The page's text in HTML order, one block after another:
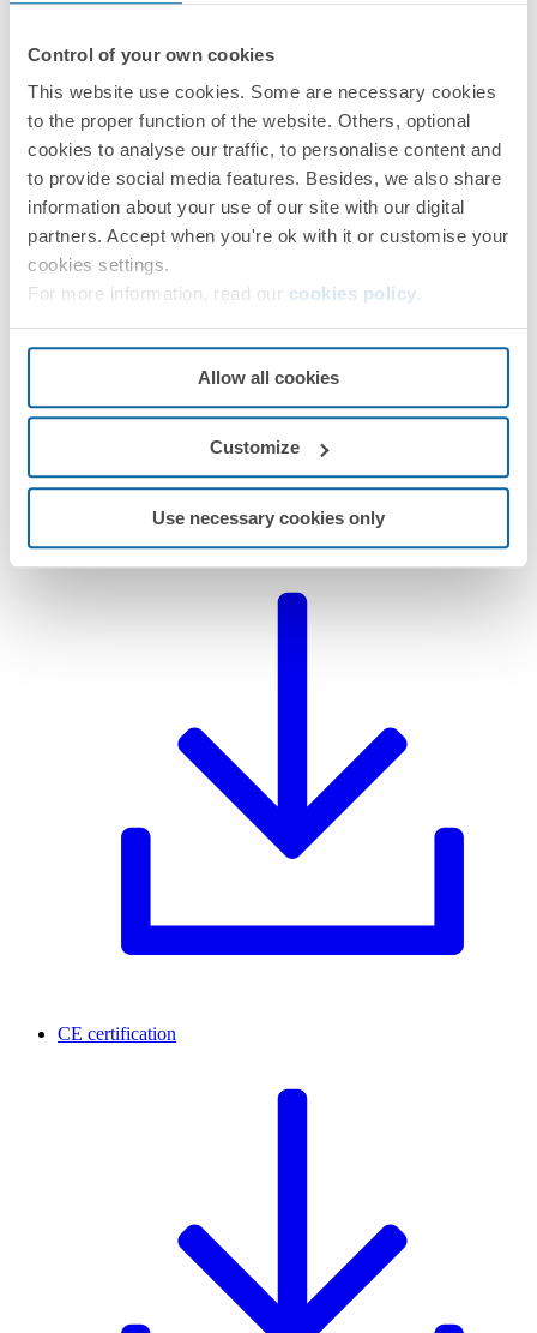
Control of your own cookies
This website use cookies. Some are necessary cookies
to the proper function of the website. Others, optional
cookies to analyse our traffic, to personalise content and
to provide social media features. Besides, we also share
information about your use of our site with our digital
partners. Accept when you're ok with it or customise your
cookies settings.
For more information, read our cookies policy
Allow all cookies
Customize
Use necessary cookies only
Regulations
Logistics Information
Documentation
CE certification